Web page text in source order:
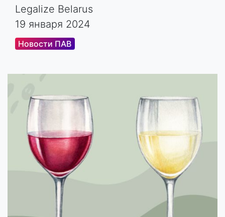
Legalize Belarus
19 января 2024
Новости ПАВ